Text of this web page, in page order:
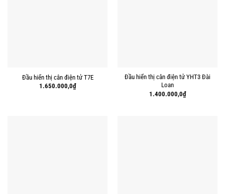
Đầu hiển thị cân điện tử T7E
1.650.000,0₫
Đầu hiển thị cân điện tử YHT3 Đài
Loan
1.400.000,0₫